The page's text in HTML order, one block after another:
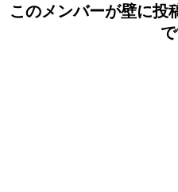
このメンバーが壁に投